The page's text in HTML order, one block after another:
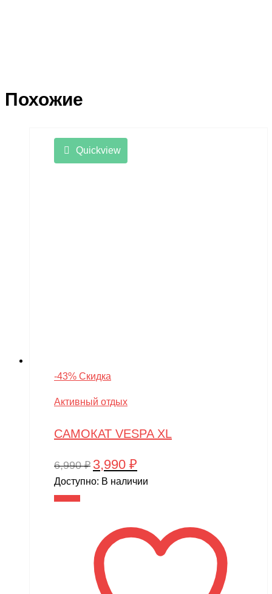
Похожие
Quickview
-43% Скидка
Активный отдых
САМОКАТ VESPA XL
6,990₽ Первоначальная
цена
3,990 ₽
цена:
Доступно: В наличии